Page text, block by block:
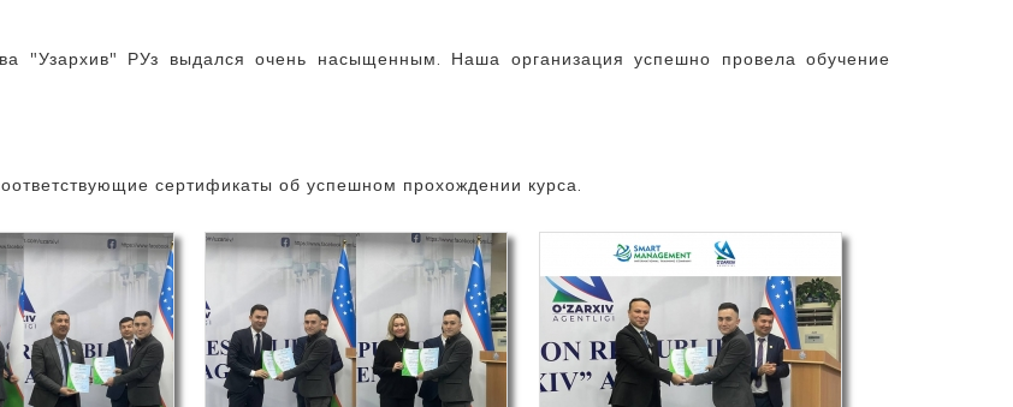
"Узархив" РУз выдался очень насыщенным. Наша организация успешно провела обучение
сертификаты об успешном прохождении курса.